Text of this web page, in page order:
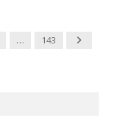
… 143 Next